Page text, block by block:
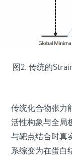
图2. 传统的
传统化合物张力
活性构象与全局
与靶点结合时真
系综变为在蛋白